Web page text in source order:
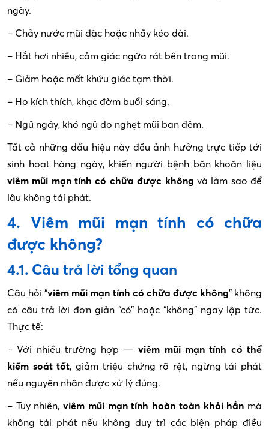
ngày.
– Chảy nước mũi đặc hoặc nhầy kéo dài.
– Hắt hơi nhiều, cảm giác ngứa rát bên trong mũi.
– Giảm hoặc mất khứu giác tạm thời.
– Ho kích thích, khạc đờm buổi sáng.
– Ngủ ngáy, khó ngủ do nghẹt mũi ban đêm.
Tất cả những dấu hiệu này đều ảnh hưởng trực tiếp tới
sinh hoạt hàng ngày, khiến người bệnh băn khoăn liệu
viêm mũi mạn tính có chữa được không và làm sao để
lâu không tái phát.
4. Viêm mũi mạn tính có chữa
được không?
4.1. Câu trả lời tổng quan
Câu hỏi “viêm mũi mạn tính có chữa được không” không
có câu trả lời đơn giản “có” hoặc “không” ngay lập tức.
Thực tế:
– Với nhiều trường hợp —viêm mũi mạn tính có thể
kiểm soát tốt, giảm triệu chứng rõ rệt, ngừng tái phát
nếu nguyên nhân được xử lý đúng.
– Tuy nhiên,viêm mũi mạn tính hoàn toàn khỏi hẳn mà
không tái phát nếu không duy trì các biện pháp điều